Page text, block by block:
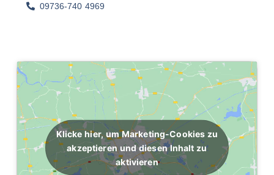
09736-740 4969
Klicke hier, um Marketing-Cookies zu
akzeptieren und diesen Inhalt zu
aktivieren